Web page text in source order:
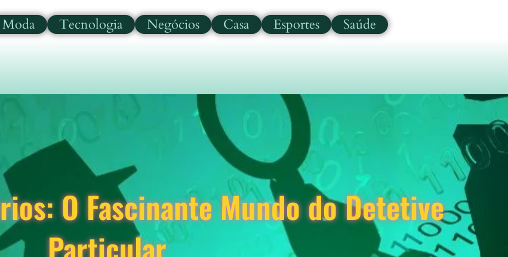
Moda Tecnologia Negócios Casa Esportes Saúde
O Fascinante Mundo do Detetive